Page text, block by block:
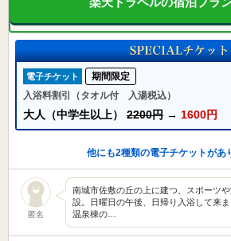
電子チケット
期間限定
入浴料割引（タオル付 入湯税込）
大人（中学生以上） 2200円 → 1600円
他にも2種類の電子チケットがあ
匿名
南城市佐敷の丘の上に建つ、スポーツ
設。日曜日の午後、日帰り入浴して来
温泉棟の…